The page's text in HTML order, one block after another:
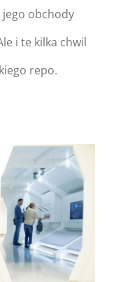
jego obchody
i te kilka chwil
repo.